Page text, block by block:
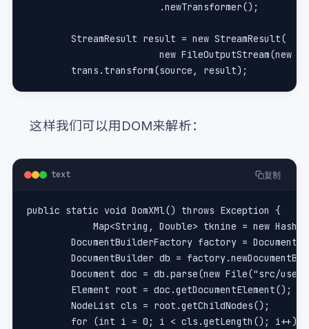
			.newTransformer();
	StreamResult result = new StreamResult(
new FileOutputStream(new
	trans.transform(source, result);
这样我们可以用DOM来解析：
text 复制
public static void DomXMl() throws Exception {
Map<String, Double> tknine = new
DocumentBuilderFactory factory =
DocumentBuilder db =
Document doc = db.parse(new File("src/
	Element root = doc.getDocumentElement();
	NodeList cls = root.getChildNodes();
	for (int i = 0; i < cls.getLength(); i++) {